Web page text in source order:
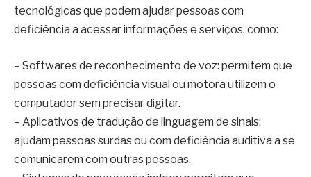
tecnológicas que podem ajudar pessoas com
deficiência a acessar informações e serviços, como:
– Softwares de reconhecimento de voz: permitem que
pessoas com deficiência visual ou motora utilizem o
computador sem precisar digitar.
– Aplicativos de tradução de linguagem de sinais:
ajudam pessoas surdas ou com deficiência auditiva a se
comunicarem com outras pessoas.